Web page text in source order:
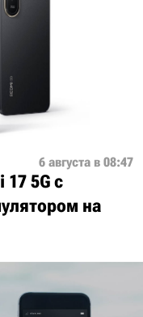
6 августа в 08:47
5G с
на